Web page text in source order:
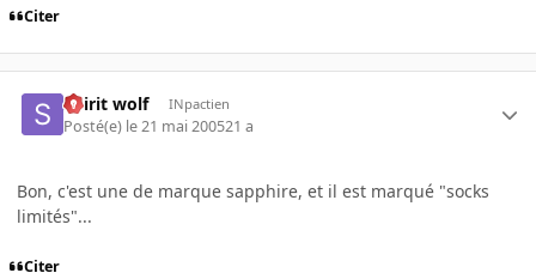
Citer
Spirit wolf INpactien
Posté(e) le 21 mai 200521 a
Bon, c'est une de marque sapphire, et il est marqué "socks
limités"...
Citer